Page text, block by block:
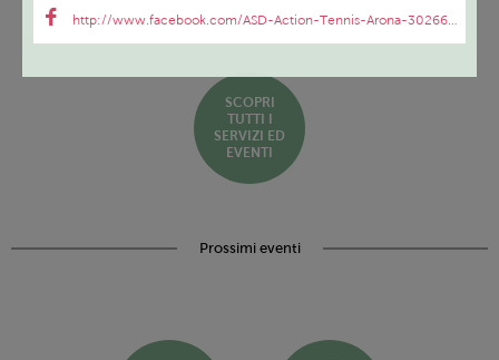
http://www.facebook.com/ASD-Action-Tennis-Arona-302664326505539/
SCOPRI
TUTTI I
SERVIZI ED
EVENTI
Prossimi eventi